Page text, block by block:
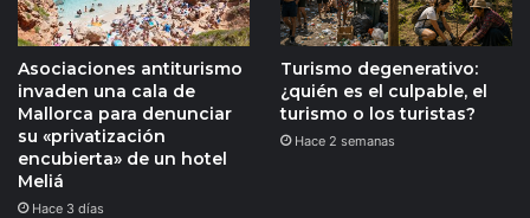
Asociaciones antiturismo
invaden una cala de
Mallorca para denunciar
su «privatización
encubierta» de un hotel
Meliá
Hace 3 días
Turismo degenerativo:
¿quién es el culpable, el
turismo o los turistas?
Hace 2 semanas